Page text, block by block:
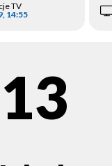
TV
14:55
13